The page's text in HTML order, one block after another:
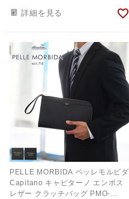
詳細を見る
PELLE MORBIDA ペッレモルビダ
Capitano キャピターノ エンボス
レザー クラッチバッグ PMO-